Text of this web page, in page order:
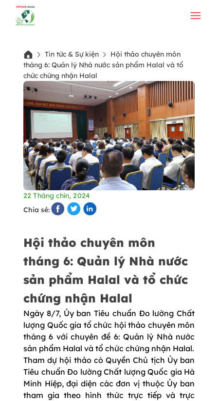
Tin tức & Sự kiện
Hội thảo chuyên môn
tháng 6: Quản lý Nhà nước sản phẩm Halal và tổ
chức chứng nhận Halal
22 Tháng chín, 2024
Chia sẻ:
Hội thảo chuyên môn
tháng 6: Quản lý Nhà nước
sản phẩm Halal và tổ chức
chứng nhận Halal
Ngày 8/7, Ủy ban Tiêu chuẩn Đo lường Chất
lượng Quốc gia tổ chức hội thảo chuyên môn
tháng 6 với chuyên đề 6: Quản lý Nhà nước
sản phẩm Halal và tổ chức chứng nhận Halal.
Tham dự hội thảo có Quyền Chủ tịch Ủy ban
Tiêu chuẩn Đo lường Chất lượng Quốc gia Hà
Minh Hiệp, đại diện các đơn vị thuộc Ủy ban
tham gia theo hình thức trực tiếp và trực